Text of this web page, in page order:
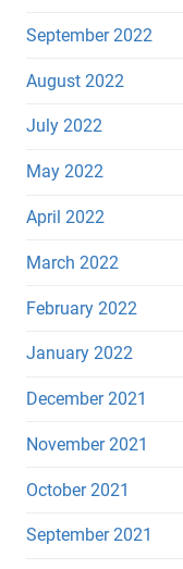
September 2022
August 2022
July 2022
May 2022
April 2022
March 2022
February 2022
January 2022
December 2021
November 2021
October 2021
September 2021